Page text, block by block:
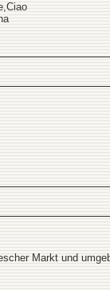
Markt und